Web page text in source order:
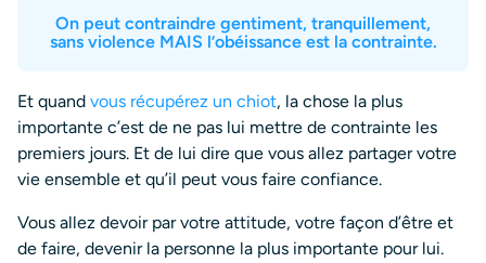
On peut contraindre gentiment, tranquillement,
sans violence MAIS l’obéissance est la contrainte.
Et quand vous récupérez un chiot, la chose la plus
importante c’est de ne pas lui mettre de contrainte les
premiers jours. Et de lui dire que vous allez partager votre
vie ensemble et qu’il peut vous faire confiance.
Vous allez devoir par votre attitude, votre façon d’être et
de faire, devenir la personne la plus importante pour lui.